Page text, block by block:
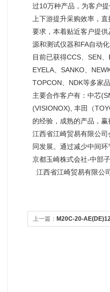
过10万种产品，为客户
上下游提升采购效率，
要求，本着贴近客户提
源和测试仪器和FA自动
目前已获得CCS、SEN
EYELA、SANKO、
TOPCON、NDK等多家
主要合作客户有：中芯
(VISIONOX), 丰田（
的经验，成熟的产品，
江西省江崎贸易有限公
同发展。通过减少中间
京都玉崎株式会社-中部
江西省江崎贸易有限公
上一篇： M20C-20-